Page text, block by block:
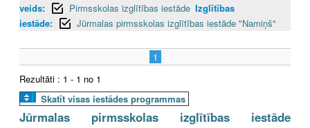
veids:
Pirmsskolas izglītības iestāde Izglītības
iestāde:
Jūrmalas pirmsskolas izglītības iestāde "Namiņš"
1
Rezultāti : 1 - 1 no 1
Skatīt visas iestādes programmas
Jūrmalas pirmsskolas izglītības iestāde